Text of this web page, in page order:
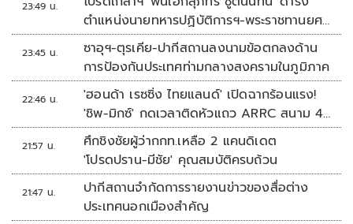
23:49 น.
ตำแหน่งนายทหารปฏิบัติการฯ-พระราชทานยศ
'พลตรี'
23:45 น.
ซาอุฯ-ตุรเคีย-ปากีสถานลงนามข้อตกลงด้าน
การป้องกันประเทศท่ามกลางสงครามในภูมิภาค
22:46 น.
'ฮอนด้า เรซซิ่ง ไทยแลนด์' เปิดฉากร้อนแรง!
'ชิพ-มิกซ์' กดเวลาติดหัวแถว ARRC สนาม 4
ที่มัลดาลิกา
21:57 น.
ศึกชิงชัยผู้ว่ากกท.เหลือ 2 แคนดิเดต
'โปรดปราน-มีชัย' คุณสมบัติครบถ้วน
21:47 น.
ปากีสถานจำกัดการรายงานข่าวของสื่อต่าง
ประเทศนอกเมืองสำคัญ